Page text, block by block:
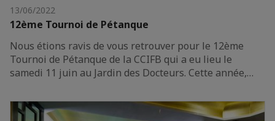
13/06/2022
12ème Tournoi de Pétanque
Nous étions ravis de vous retrouver pour le 12ème
Tournoi de Pétanque de la CCIFB qui a eu lieu le
samedi 11 juin au Jardin des Docteurs. Cette année,…